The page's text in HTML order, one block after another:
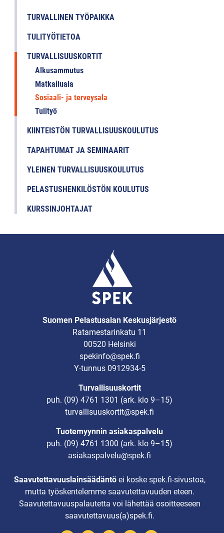
TURVALLINEN TYÖPAIKKA
TULITYÖTIETOA
TURVALLISUUSKORTIT
Alkusammutus
Matkailuala
Sosiaali- ja terveysala
Tulityö
KIINTEISTÖN TURVALLISUUSKOULUTUS
TAPAHTUMAT JA SEMINAARIT
YLEINEN TURVALLISUUSKOULUTUS
PELASTUSHENKILÖSTÖN KOULUTUS
KURSSINJOHTAJAT
Suomen Pelastusalan Keskusjärjestö
Ratamestarinkatu 11
00520 Helsinki
spekinfo@spek.fi
Y-tunnus 0912934-5
Turvallisuuskortit
puh. (09) 4761 1301 (ark. klo 9–15)
turvallisuuskortit@spek.fi
Tuotemyynnin asiakaspalvelu
puh. (09) 4761 1300 (ark. klo 9–15)
asiakaspalvelu@spek.fi
Saavutettavuuslainsäädäntöei koske spek.fi-sivustoa,
mutta työskentelemme saavutettavuuden eteen.
Saavutettavuuspalautetta voi lähettää osoitteeseen
saavutettavuus(a)spek.fi.